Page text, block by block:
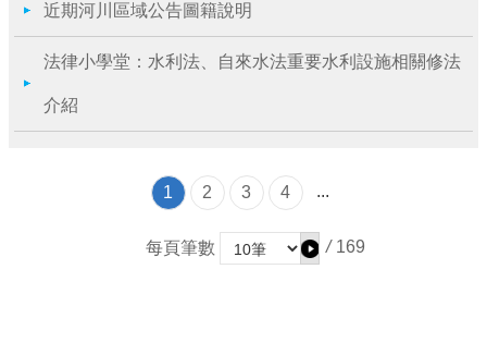
近期河川區域公告圖籍說明
法律小學堂：水利法、自來水法重要水利設施相關修法
介紹
1 2 3 4 ...
每頁筆數 / 169